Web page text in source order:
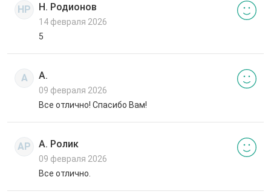
НР Н. Родионов
14 февраля 2026
5
А А.
09 февраля 2026
Все отлично! Спасибо Вам!
АР А. Ролик
09 февраля 2026
Все отлично.